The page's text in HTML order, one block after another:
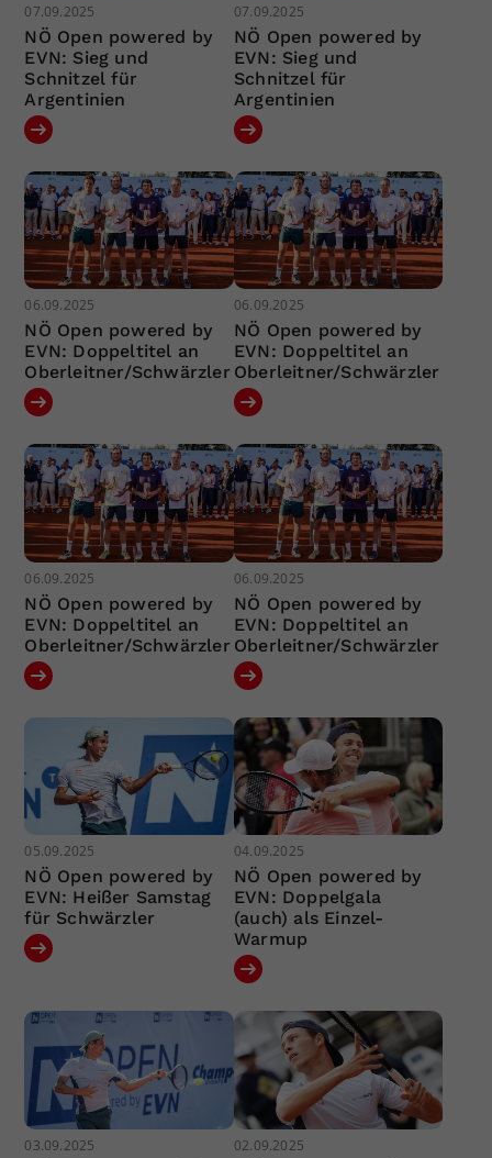
07.09.2025
NÖ Open powered by
EVN: Sieg und
Schnitzel für
Argentinien
07.09.2025
NÖ Open powered by
EVN: Sieg und
Schnitzel für
Argentinien
06.09.2025
NÖ Open powered by
EVN: Doppeltitel an
Oberleitner/Schwärzler
06.09.2025
NÖ Open powered by
EVN: Doppeltitel an
Oberleitner/Schwärzler
06.09.2025
NÖ Open powered by
EVN: Doppeltitel an
Oberleitner/Schwärzler
06.09.2025
NÖ Open powered by
EVN: Doppeltitel an
Oberleitner/Schwärzler
05.09.2025
NÖ Open powered by
EVN: Heißer Samstag
für Schwärzler
04.09.2025
NÖ Open powered by
EVN: Doppelgala
(auch) als Einzel-
Warmup
03.09.2025 02.09.2025